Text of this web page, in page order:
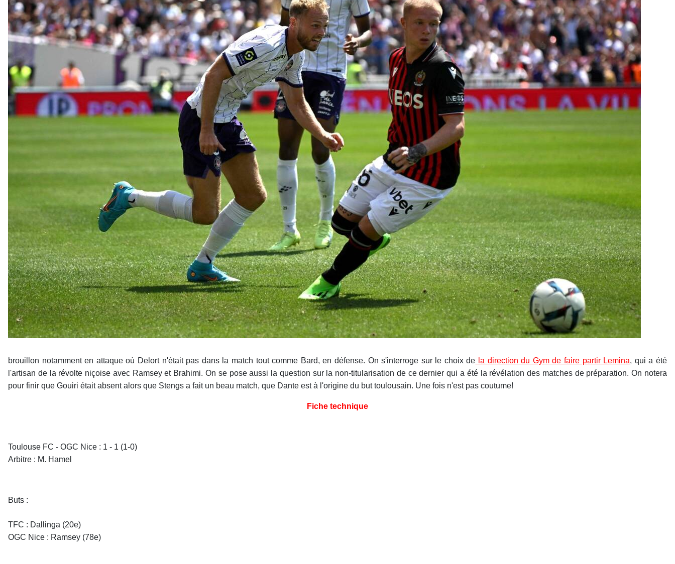
brouillon notamment en attaque où Delort n'était pas dans la match tout comme Bard, en défense. On s'interroge sur le choix de la direction du Gym de faire partir Lemina, qui a été
l'artisan de la révolte niçoise avec Ramsey et Brahimi. On se pose aussi la question sur la non-titularisation de ce dernier qui a été la révélation des matches de préparation. On notera
pour finir que Gouiri était absent alors que Stengs a fait un beau match, que Dante est à l'origine du but toulousain. Une fois n'est pas coutume!
Fiche technique
Toulouse FC - OGC Nice : 1 - 1 (1-0)
Arbitre : M. Hamel
Buts :
TFC : Dallinga (20e)
OGC Nice : Ramsey (78e)